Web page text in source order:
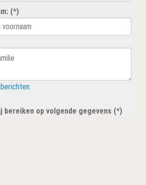
(*)
bereiken op volgende gegevens (*)